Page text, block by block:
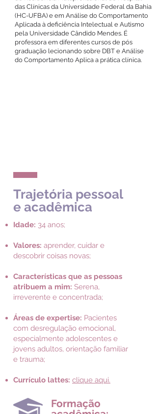
das Clínicas da Universidade Federal da Bahia
(HC-UFBA) e em Análise do Comportamento
Aplicada à deficiência Intelectual e Autismo
pela Universidade Cândido Mendes. É
professora em diferentes cursos de pós
graduação lecionando sobre DBT e Análise
do Comportamento Aplica a prática clínica.
Trajetória pessoal
e acadêmica
Idade: 34 anos;
Valores: aprender, cuidar e
descobrir coisas novas;
Características que as pessoas
atribuem a mim: Serena,
irreverente e concentrada;
Áreas de expertise: Pacientes
com desregulação emocional,
especialmente adolescentes e
jovens adultos, orientação familiar
e trauma;
Currículo lattes: clique aqui.
Formação